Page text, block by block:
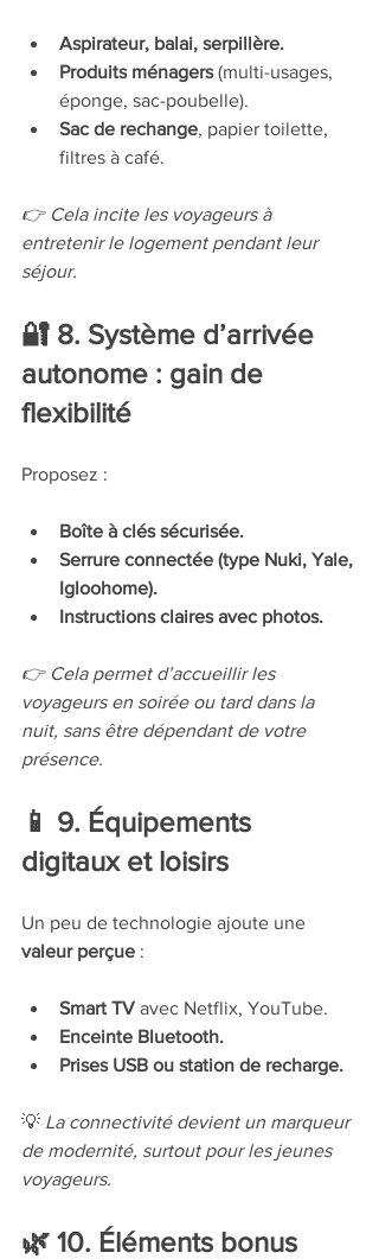
Aspirateur, balai, serpillère.
Produits ménagers (multi-usages,
éponge, sac-poubelle).
Sac de rechange, papier toilette,
filtres à café.
👉 Cela incite les voyageurs à
entretenir le logement pendant leur
séjour.
🔐 8. Système d’arrivée
autonome : gain de
flexibilité
Proposez :
Boîte à clés sécurisée.
Serrure connectée (type Nuki, Yale,
Igloohome).
Instructions claires avec photos.
👉 Cela permet d’accueillir les
voyageurs en soirée ou tard dans la
nuit, sans être dépendant de votre
présence.
📱 9. Équipements
digitaux et loisirs
Un peu de technologie ajoute une
valeur perçue :
Smart TV avec Netflix, YouTube.
Enceinte Bluetooth.
Prises USB ou station de recharge.
💡 La connectivité devient un marqueur
de modernité, surtout pour les jeunes
voyageurs.
🌿 10. Éléments bonus